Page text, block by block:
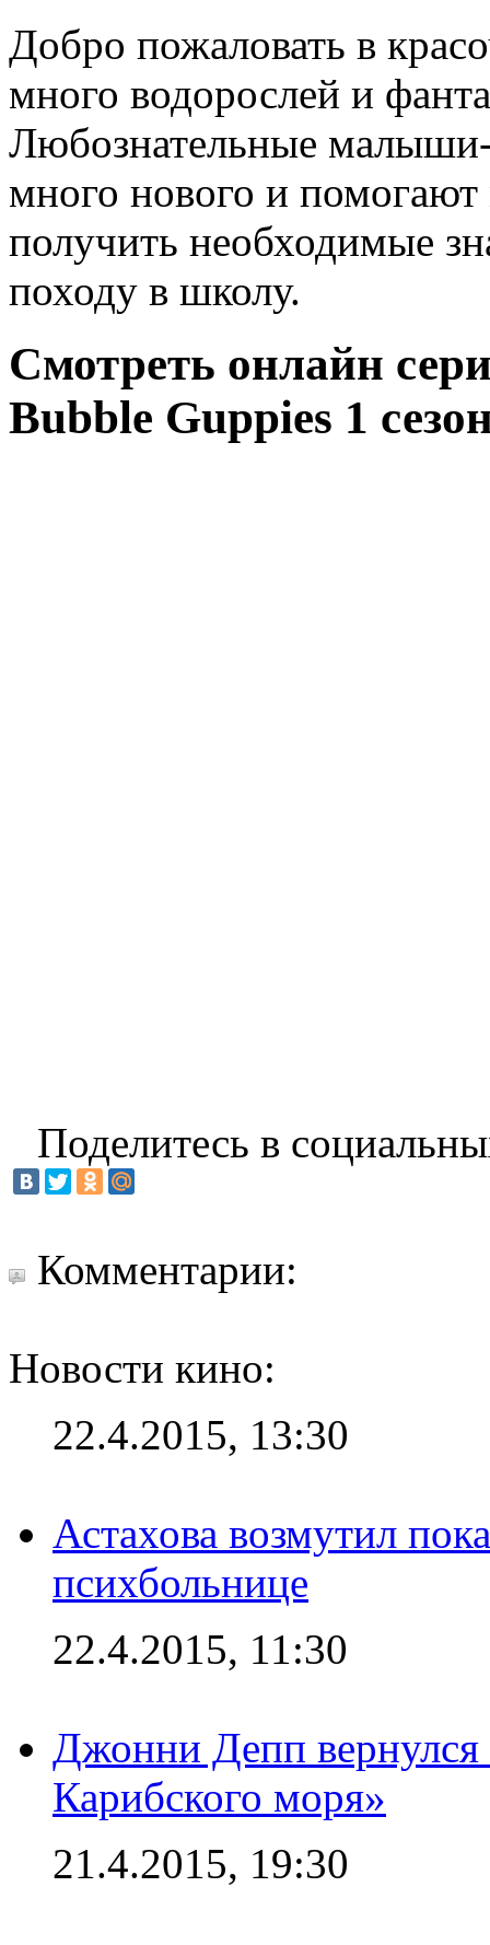
Добро пожаловать в
много водорослей и
Любознательные
много нового и помогают
получить необходимые
походу в школу.
Смотреть онлайн
Bubble Guppies 1
Поделитесь в
Комментарии:
Новости кино:
22.4.2015, 13:30
Астахова возмутил
психбольнице
22.4.2015, 11:30
Джонни Депп
Карибского моря»
21.4.2015, 19:30